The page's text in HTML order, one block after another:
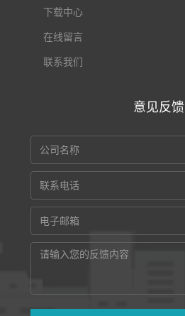
下载中心
在线留言
联系我们
意见反馈